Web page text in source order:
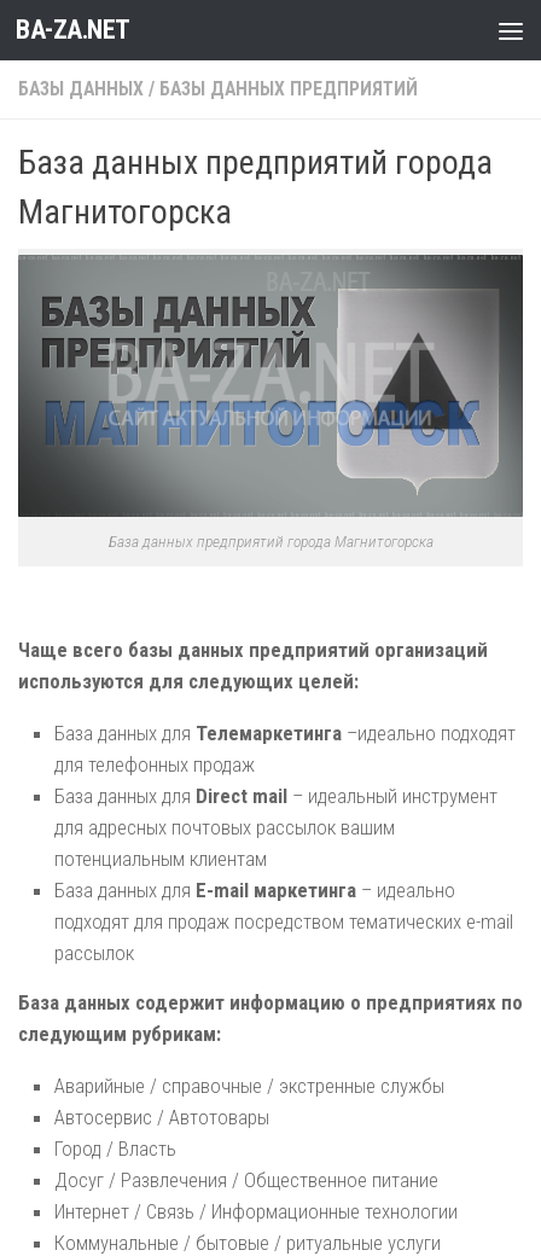
Перейти к содержимому
BA-ZA.NET
БАЗЫ ДАННЫХ / БАЗЫ ДАННЫХ ПРЕДПРИЯТИЙ
База данных предприятий города
Магнитогорска
База данных предприятий города Магнитогорска
Чаще всего базы данных предприятий организаций
используются для следующих целей:
База данных для Телемаркетинга –идеально подходят
для телефонных продаж
База данных для Direct mail – идеальный инструмент
для адресных почтовых рассылок вашим
потенциальным клиентам
База данных для E-mail маркетинга – идеально
подходят для продаж посредством тематических e-mail
рассылок
База данных содержит информацию о предприятиях по
следующим рубрикам:
Аварийные / справочные / экстренные службы
Автосервис / Автотовары
Город / Власть
Досуг / Развлечения / Общественное питание
Интернет / Связь / Информационные технологии
Коммунальные / бытовые / ритуальные услуги